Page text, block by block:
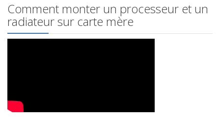
Comment monter un processeur et un
radiateur sur carte mère